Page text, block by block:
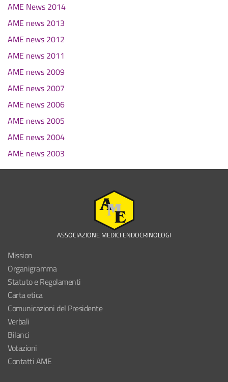
AME News 2014
AME news 2013
AME news 2012
AME news 2011
AME news 2009
AME news 2007
AME news 2006
AME news 2005
AME news 2004
AME news 2003
ASSOCIAZIONE MEDICI ENDOCRINOLOGI
Mission
Organigramma
Statuto e Regolamenti
Carta etica
Comunicazioni del Presidente
Verbali
Bilanci
Votazioni
Contatti AME